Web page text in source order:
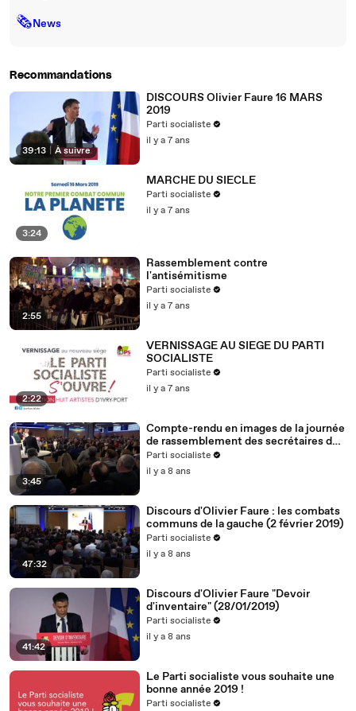
🗞News
Recommandations
39:13 À suivre
DISCOURS Olivier Faure 16 MARS
2019
Parti socialiste
il y a 7 ans
3:24
MARCHE DU SIECLE
Parti socialiste
il y a 7 ans
2:55
Rassemblement contre
l'antisémitisme
Parti socialiste
il y a 7 ans
2:22
VERNISSAGE AU SIEGE DU PARTI
SOCIALISTE
Parti socialiste
il y a 7 ans
3:45
Compte-rendu en images de la journée
de rassemblement des secrétaires de
section (2.2.19)
Parti socialiste
il y a 8 ans
47:32
Discours d'Olivier Faure : les combats
communs de la gauche (2 février 2019)
Parti socialiste
il y a 8 ans
41:42
Discours d'Olivier Faure "Devoir
d'inventaire" (28/01/2019)
Parti socialiste
il y a 8 ans
Le Parti socialiste vous souhaite une
bonne année 2019 !
Parti socialiste